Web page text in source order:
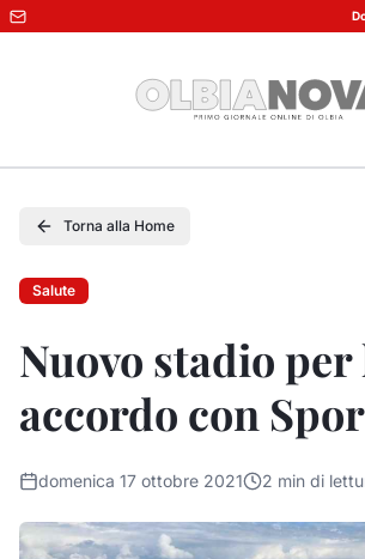
Torna alla Home
Salute
Nuovo stadio
accordo con
domenica 17 ottobre 2021 2 min di